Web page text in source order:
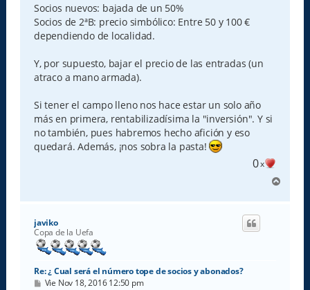
Socios nuevos: bajada de un 50%
Socios de 2ªB: precio simbólico: Entre 50 y 100 €
dependiendo de localidad.
Y, por supuesto, bajar el precio de las entradas (un
atraco a mano armada).
Si tener el campo lleno nos hace estar un solo año
más en primera, rentabilizadísima la "inversión". Y si
no también, pues habremos hecho afición y eso
quedará. Además, ¡nos sobra la pasta!
0x
r
javiko
Copa de la Uefa
Re: ¿ Cual será el número tope de socios y abonados?
M
Vie Nov 18, 2016 12:50 pm